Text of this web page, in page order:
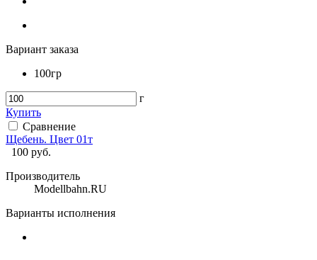
Вариант заказа
100гр
г
Купить
Сравнение
Щебень. Цвет 01т
100 руб.
Производитель
Modellbahn.RU
Варианты исполнения